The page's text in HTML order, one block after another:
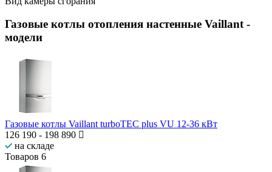
Газовые котлы отопления настенные Vaillant-
модели
Газовые котлы Vaillant turboTEC plus VU 12-36 кВт
126 190 - 198 890
на складе
Товаров 6